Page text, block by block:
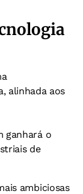
alinhada aos
ganhará o
de
ambiciosas